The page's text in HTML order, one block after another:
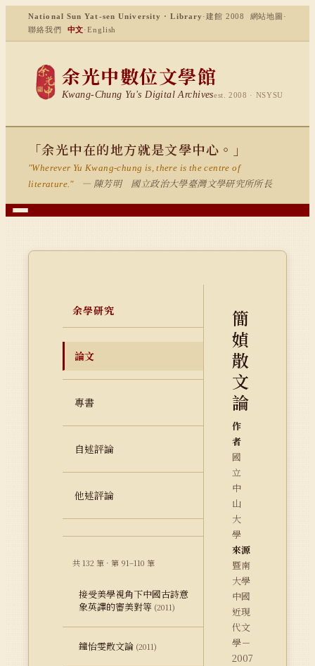
National Sun Yat-sen University · Library ·建館 2008 網站地圖 ·
聯絡我們
中文·English
余光中數位文學館
Kwang-Chung Yu's Digital Archivesest. 2008 · NSYSU
「余光中在的地方就是文學中心。」
"Wherever Yu Kwang-chung is, there is the centre of
literature."
— 陳芳明 國立政治大學臺灣文學研究所所長
余學研究
論文
專書
自述評論
他述評論
共 132 筆 · 第 91–110 筆
接受美學視角下中國古詩意
象英譯的審美對等 (2011)
鐘怡雯散文論 (2011)
簡
媜
散
文
論
作
者
國
立
中
山
大
學
來源
暨南
大學
中國
近現
代文
學－
2007